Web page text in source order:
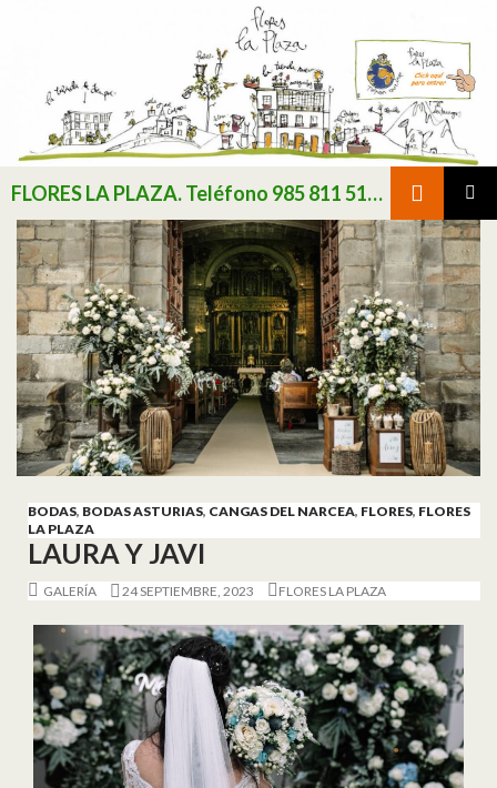
FLORES LA PLAZA. Teléfono 985 811 511 / Consultar existencias de flor y planta natural antes de realizar pedido
MENÚ
BODAS, BODAS ASTURIAS, CANGAS DEL NARCEA, FLORES, FLORES
LA PLAZA
LAURA Y JAVI
GALERÍA 24 SEPTIEMBRE, 2023 FLORES LA PLAZA